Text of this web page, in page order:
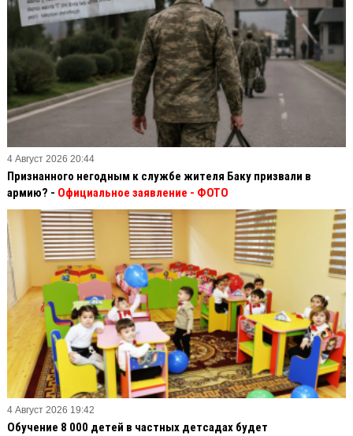
4 Август 2026 20:44
Признанного негодным к службе жителя Баку призвали в
армию? - Официальное заявление - ФОТО
4 Август 2026 19:42
Обучение 8 000 детей в частных детсадах будет